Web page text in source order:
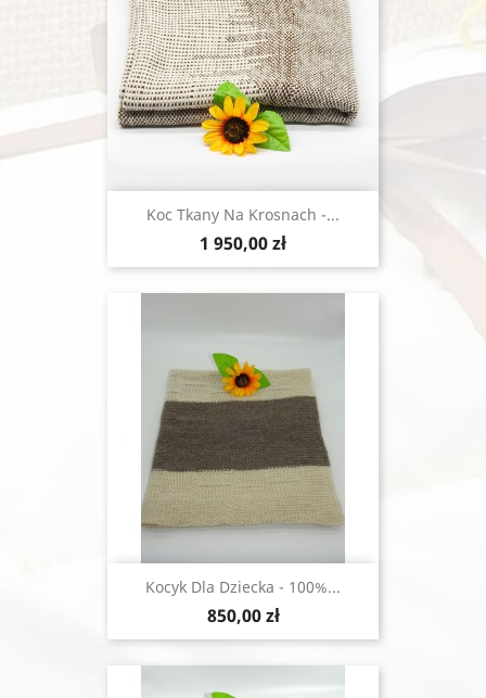
Koc Tkany Na Krosnach -...
Cena
1 950,00 zł
Kocyk Dla Dziecka - 100%...
Cena
850,00 zł